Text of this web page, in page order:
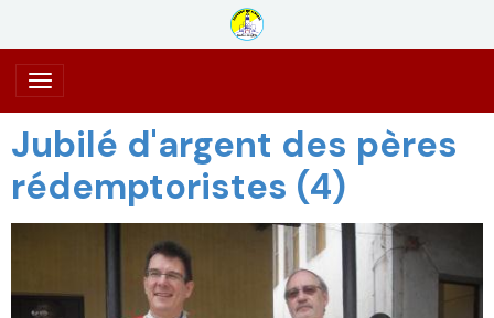
Jubilé d'argent des pères
rédemptoristes (4)